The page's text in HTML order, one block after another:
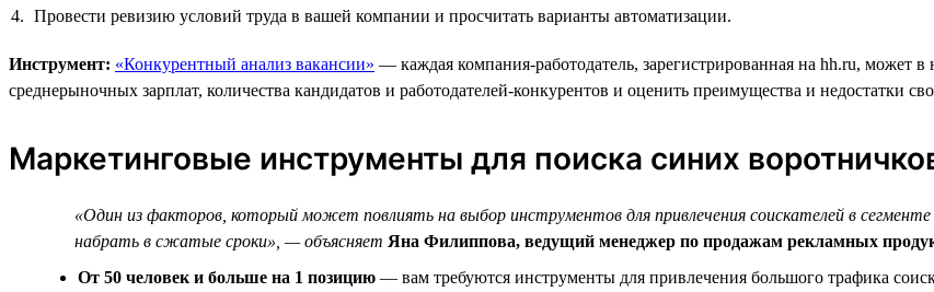
Провести ревизию условий труда в вашей компании и просчитать варианты автоматизации.
Инструмент: «Конкурентный анализ вакансии» — каждая компания-работодатель, зарегистрированная на hh.ru, может в
среднерыночных зарплат, количества кандидатов и работодателей-конкурентов и оценить преимущества и недостатки
Маркетинговые инструменты для поиска синих
«Один из факторов, который может повлиять на выбор инструментов для привлечения соискателей в
набрать в сжатые сроки», — объясняет Яна Филиппова, ведущий менеджер по продажам рекламных
От 50 человек и больше на 1 позицию — вам требуются инструменты для привлечения большого трафика